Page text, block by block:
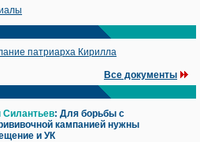
патриарха Кирилла
Все документы
Силантьев: Для борьбы с
кампанией нужны
и УК